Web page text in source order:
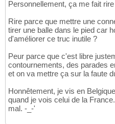
Personnellement, ça me fait
Rire parce que mettre une
tirer une balle dans le pied car
d'améliorer ce truc inutile ?
Peur parce que c'est libre
contournements, des parades
et on va mettre ça sur la faute
Honnêtement, je vis en
quand je vois celui de la
mal. -_-'